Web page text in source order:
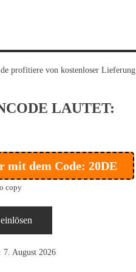
profitiere von kostenloser
LAUTET:
mit dem Code: 20DE
copy
7. August 2026